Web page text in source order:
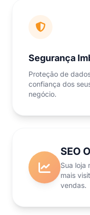
Segurança
Proteção de
confiança dos
negócio.
SEO
Sua loja
mais
vendas.